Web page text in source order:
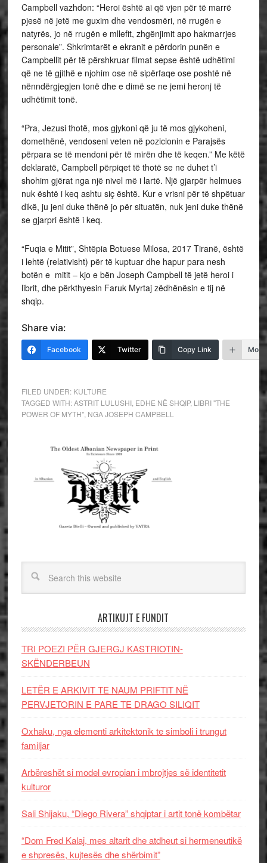
Campbell vazhdon: “Heroi është ai që vjen për të marrë
pjesë në jetë me guxim dhe vendosmëri, në rrugën e
natyrës, jo në rrugën e mllefit, zhgënjimit apo hakmarrjes
personale”. Shkrimtarët e ekranit e përdorin punën e
Campbellit për të përshkruar filmat sepse është udhëtimi
që ne të gjithë e njohim ose në sipërfaqe ose poshtë në
nënndërgjegjen tonë dhe e dimë se ne jemi heronj të
udhëtimit tonë.
“Pra, Jezusi thotë, mos gjykoni që ju të mos gjykoheni,
domethënë, vendoseni veten në pozicionin e Parajsës
përpara se të mendoni për të mirën dhe të keqen.” Me këtë
deklaratë, Campbell përpiqet të thotë se ne duhet t’i
shohim gjërat nga një nivel më i lartë. Një gjarpër helmues
nuk është i keq ashtu siç është. Kur e vrisni për të shpëtuar
dikë, ju jeni duke thënë jo për situatën, nuk jeni duke thënë
se gjarpri është i keq.
“Fuqia e Mitit”, Shtëpia Botuese Milosa, 2017 Tiranë, është
i lehtë (relativisht) për të kuptuar dhe hapur para nesh
botën e mitit – kjo e bën Joseph Campbell të jetë heroi i
librit, dhe përkthyesin Faruk Myrtaj zëdhënësin e tij në
shqip.
Share via:
Facebook Twitter Copy Link More
FILED UNDER: KULTURE
TAGGED WITH:ASTRIT LULUSHI, EDHE NË SHQIP, LIBRI "THE
POWER OF MYTH", NGA JOSEPH CAMPBELL
ARTIKUJT E FUNDIT
TRI POEZI PËR GJERGJ KASTRIOTIN-
SKËNDERBEUN
LETËR E ARKIVIT TE NAUM PRIFTIT NË
PERVJETORIN E PARE TE DRAGO SILIQIT
Oxhaku, nga elementi arkitektonik te simboli i trungut
familjar
Arbëreshët si model evropian i mbrojtjes së identitetit
kulturor
Sali Shijaku, “Diego Rivera” shqiptar i artit tonë kombëtar
“Dom Fred Kalaj, mes altarit dhe atdheut si hermeneutikë
e shpresës, kujtesës dhe shërbimit”